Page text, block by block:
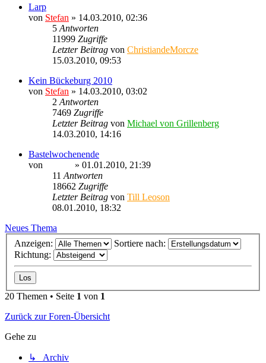
Larp
von Stefan » 14.03.2010, 02:36
5Antworten
11999 Zugriffe
Letzter Beitrag von ChristiandeMorcze
15.03.2010, 09:53
Kein Bückeburg 2010
von Stefan » 14.03.2010, 03:02
2Antworten
7469 Zugriffe
Letzter Beitrag von Michael von Grillenberg
14.03.2010, 14:16
Bastelwochenende
von
» 01.01.2010, 21:39
11Antworten
18662 Zugriffe
Letzter Beitrag von Till Leoson
08.01.2010, 18:32
Neues Thema
Anzeigen:
Sortiere nach:
Richtung:
20 Themen • Seite 1 von 1
Zurück zur Foren-Übersicht
Gehe zu
↳ Archiv